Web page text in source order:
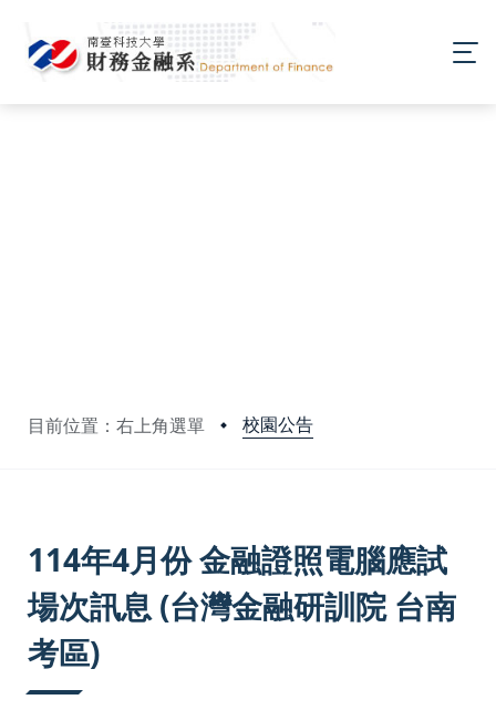
目前位置：右上角選單 校園公告
114年4月份 金融證照電腦應試
場次訊息 (台灣金融研訓院 台南
考區)